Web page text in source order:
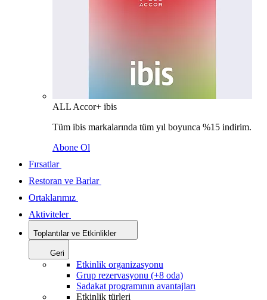
ALL Accor+ ibis
Tüm ibis markalarında tüm yıl boyunca %15 indirim.
Abone Ol
Fırsatlar
Restoran ve Barlar
Ortaklarımız
Aktiviteler
Toplantılar ve Etkinlikler
Geri
Etkinlik organizasyonu
Grup rezervasyonu (+8 oda)
Sadakat programının avantajları
Etkinlik türleri